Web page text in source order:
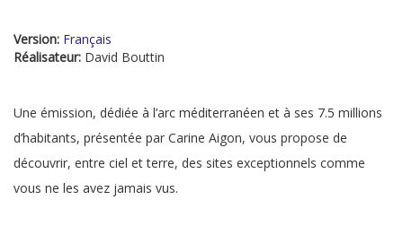
Version: Français
Réalisateur: David Bouttin
Une émission, dédiée à l’arc méditerranéen et à ses 7.5 millions
d’habitants, présentée par Carine Aigon, vous propose de
découvrir, entre ciel et terre, des sites exceptionnels comme
vous ne les avez jamais vus.